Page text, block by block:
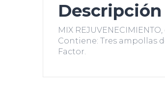
Descripción
MIX
Contiene: Tres ampollas
Factor.